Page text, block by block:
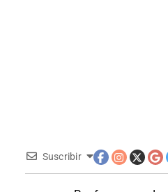
Suscribir